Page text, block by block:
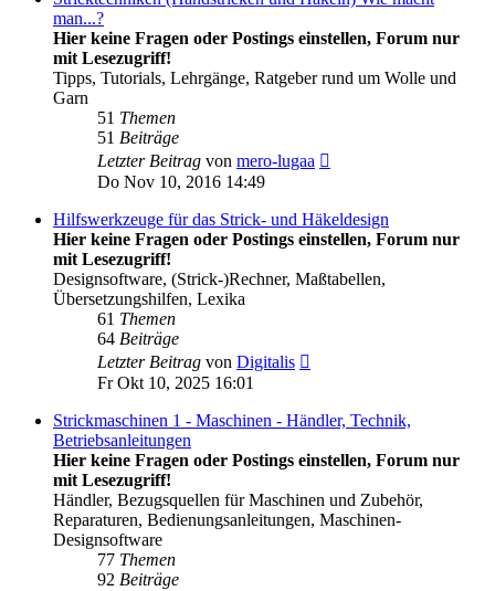
man...?
Hier keine Fragen oder Postings einstellen, Forum nur
mit Lesezugriff!
Tipps, Tutorials, Lehrgänge, Ratgeber rund um Wolle und
Garn
51 Themen
51 Beiträge
Letzter Beitrag von mero-lugaa
Do Nov 10, 2016 14:49
Hilfswerkzeuge für das Strick- und Häkeldesign
Hier keine Fragen oder Postings einstellen, Forum nur
mit Lesezugriff!
Designsoftware, (Strick-)Rechner, Maßtabellen,
Übersetzungshilfen, Lexika
61 Themen
64 Beiträge
Letzter Beitrag von Digitalis
Fr Okt 10, 2025 16:01
Strickmaschinen 1 - Maschinen - Händler, Technik,
Betriebsanleitungen
Hier keine Fragen oder Postings einstellen, Forum nur
mit Lesezugriff!
Händler, Bezugsquellen für Maschinen und Zubehör,
Reparaturen, Bedienungsanleitungen, Maschinen-
Designsoftware
77 Themen
92 Beiträge